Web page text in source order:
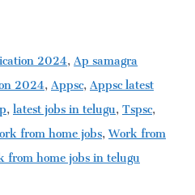
2024,Ap samagra
2024,Appsc,Appsc latest
,latest jobs in telugu,Tspsc,
from home jobs,Work from
from home jobs in telugu